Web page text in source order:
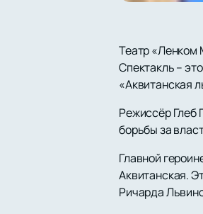
Театр «Ленком
Спектакль –
«Аквитанская
Режиссёр Глеб
борьбы за
Главной
Аквитанская.
Ричарда